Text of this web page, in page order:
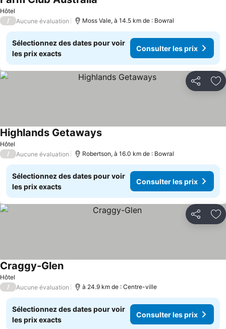
Hôtel
/ Aucune évaluation Moss Vale, à 14.5 km de : Bowral
Sélectionnez des dates pour voir
les prix exacts
Consulter les prix
Partager
Hôtel
Highlands Getaways
/ Aucune évaluation Robertson, à 16.0 km de : Bowral
Sélectionnez des dates pour voir
les prix exacts
Consulter les prix
Partager
Hôtel
Craggy-Glen
/ Aucune évaluation à 24.9 km de : Centre-ville
Sélectionnez des dates pour voir
les prix exacts
Consulter les prix